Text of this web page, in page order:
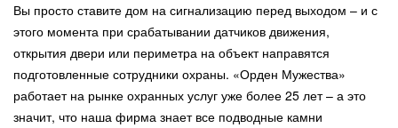
Вы просто ставите дом на сигнализацию перед выходом – и с
этого момента при срабатывании датчиков движения,
открытия двери или периметра на объект направятся
подготовленные сотрудники охраны. «Орден Мужества»
работает на рынке охранных услуг уже более 25 лет – а это
значит, что наша фирма знает все подводные камни